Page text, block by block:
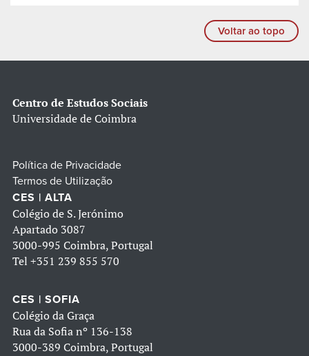
Voltar ao topo
Centro de Estudos Sociais
Universidade de Coimbra
Política de Privacidade
Termos de Utilização
CES | ALTA
Colégio de S. Jerónimo
Apartado 3087
3000-995 Coimbra, Portugal
Tel +351 239 855 570
CES | SOFIA
Colégio da Graça
Rua da Sofia nº 136-138
3000-389 Coimbra, Portugal